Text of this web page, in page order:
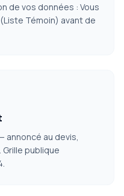
de vos données : Vous
Témoin) avant de
annoncé au devis,
publique